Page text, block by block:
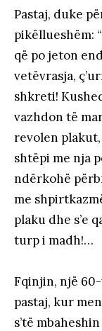
Pastaj, duke
pikëllueshëm:
që po jeton
vetëvrasja,
shkreti!
vazhdon të
revolen
shtëpi me nja
ndërkohë
me
plaku dhe s’e
turp i madh!…
Fqinjin, një
pastaj, kur
s’të